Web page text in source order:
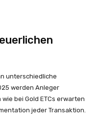
unterschiedliche
werden Anleger
bei Gold ETCs erwarten
jeder Transaktion.